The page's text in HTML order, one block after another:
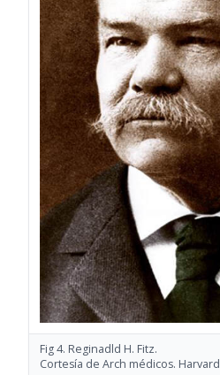
Fig 4. Reginadld H. Fitz.
Cortesía de Arch médicos. Harvard